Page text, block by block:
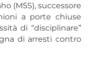
(M5S), successore
a porte chiuse
di “disciplinare”
di arresti contro